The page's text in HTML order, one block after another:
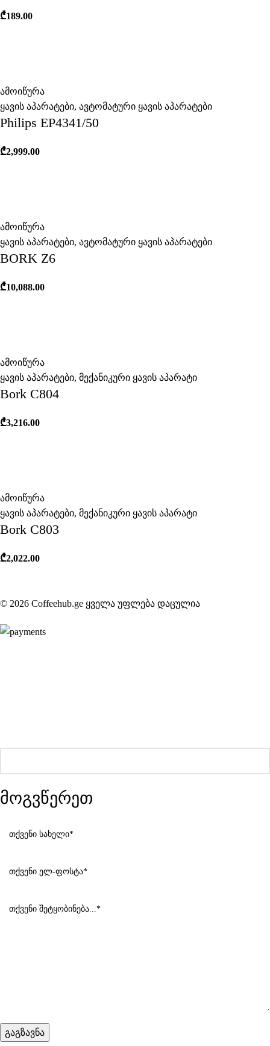
₾189.00
ამოიწურა
ყავის აპარატები, ავტომატური ყავის აპარატები
Philips EP4341/50
₾2,999.00
ამოიწურა
ყავის აპარატები, ავტომატური ყავის აპარატები
BORK Z6
₾10,088.00
ამოიწურა
ყავის აპარატები, მექანიკური ყავის აპარატი
Bork C804
₾3,216.00
ამოიწურა
ყავის აპარატები, მექანიკური ყავის აპარატი
Bork C803
₾2,022.00
© 2026 Coffeehub.ge ყველა უფლება დაცულია
მოგვწერეთ